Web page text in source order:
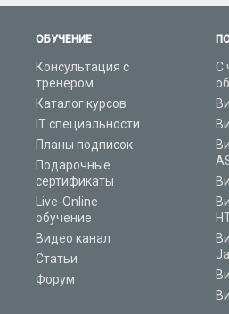
ОБУЧЕНИЕ
Консультация с
тренером
Каталог курсов
IT специальности
Планы подписок
Подарочные
сертификаты
Live-Online
обучение
Видео канал
Статьи
Форум
С